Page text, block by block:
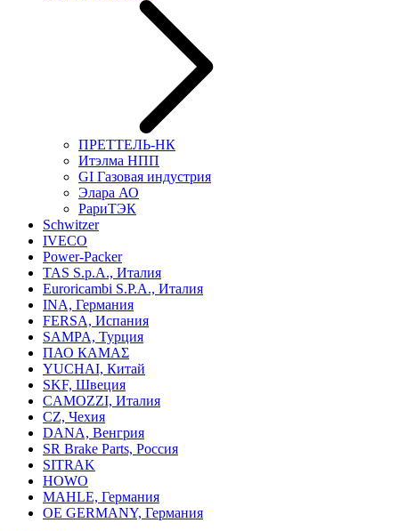
ПРЕТТЕЛЬ-НК
Итэлма НПП
GI Газовая индустрия
Элара АО
РариТЭК
Schwitzer
IVECO
Power-Packer
TAS S.p.A., Италия
Euroricambi S.P.A., Италия
INA, Германия
FERSA, Испания
SAMPA, Турция
ПАО КАМАΣ
YUCHAI, Китай
SKF, Швеция
CAMOZZI, Италия
CZ, Чехия
DANA, Венгрия
SR Brake Parts, Россия
SITRAK
HOWO
MAHLE, Германия
OE GERMANY, Германия